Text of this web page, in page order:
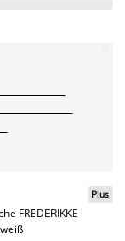
FREDERIKKE
Plus